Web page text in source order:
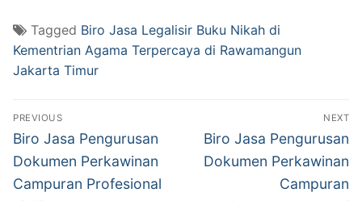
Tagged Biro Jasa Legalisir Buku Nikah di
Kementrian Agama Terpercaya di Rawamangun
Jakarta Timur
Post
navigation
PREVIOUS
Previous
post:
Biro Jasa Pengurusan
Dokumen Perkawinan
Campuran Profesional
NEXT
Next
post:
Biro Jasa Pengurusan
Dokumen Perkawinan
Campuran